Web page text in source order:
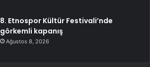
8. Etnospor Kültür Festivali’nde
görkemli kapanış
Ağustos 8, 2026